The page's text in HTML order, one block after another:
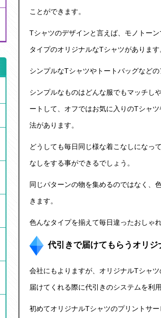
ことができます。
Tシャツのデザインと言えば、モノトー
タイプのオリジナルなTシャツがあります
シンプルなTシャツやトートバッグなど
シンプルなものはどんな服でもマッチし
ートして、オフではお気に入りのTシャ
法があります。
どうしても毎日同じ様な着こなしになっ
なしをする事ができるでしょう。
同じパターンの物を集めるのではなく、
きます。
色んなタイプを揃えて毎日違ったおしゃ
代引きで届けてもらうオリジ
会社にもよりますが、 オリジナルTシャツ
届けてくれる際に代引きのシステムを利
初めてオリジナルTシャツのプリントサ